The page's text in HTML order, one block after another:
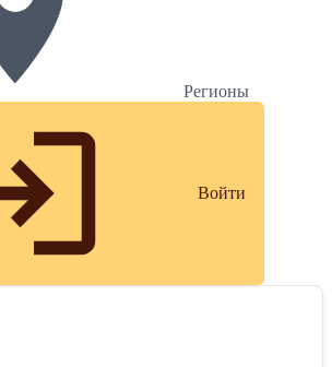
Регионы
Войти